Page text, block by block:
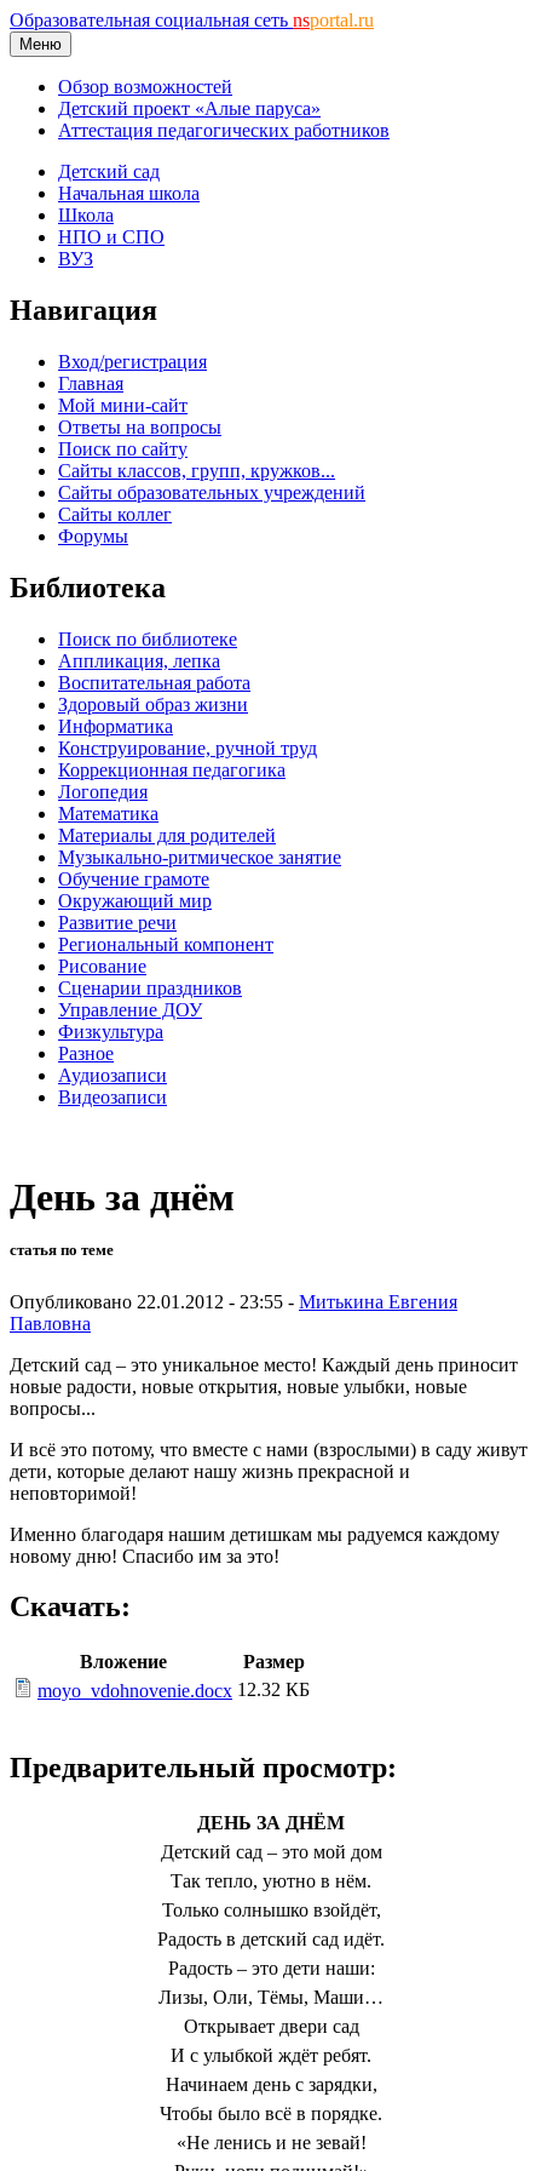
Образовательная социальная сеть nsportal.ru
Меню
Обзор возможностей
Детский проект «Алые паруса»
Аттестация педагогических работников
Детский сад
Начальная школа
Школа
НПО и СПО
ВУЗ
Навигация
Вход/регистрация
Главная
Мой мини-сайт
Ответы на вопросы
Поиск по сайту
Сайты классов, групп, кружков...
Сайты образовательных учреждений
Сайты коллег
Форумы
Библиотека
Поиск по библиотеке
Аппликация, лепка
Воспитательная работа
Здоровый образ жизни
Информатика
Конструирование, ручной труд
Коррекционная педагогика
Логопедия
Математика
Материалы для родителей
Музыкально-ритмическое занятие
Обучение грамоте
Окружающий мир
Развитие речи
Региональный компонент
Рисование
Сценарии праздников
Управление ДОУ
Физкультура
Разное
Аудиозаписи
Видеозаписи
День за днём
статья по теме
Опубликовано 22.01.2012 - 23:55 - Митькина Евгения
Павловна
Детский сад – это уникальное место! Каждый день приносит
новые радости, новые открытия, новые улыбки, новые
вопросы...
И всё это потому, что вместе с нами (взрослыми) в саду живут
дети, которые делают нашу жизнь прекрасной и
неповторимой!
Именно благодаря нашим детишкам мы радуемся каждому
новому дню! Спасибо им за это!
Скачать:
Вложение
Размер
moyo_vdohnovenie.docx 12.32 КБ
Предварительный просмотр:
ДЕНЬ ЗА ДНЁМ
Детский сад – это мой дом
Так тепло, уютно в нём.
Только солнышко взойдёт,
Радость в детский сад идёт.
Радость – это дети наши:
Лизы, Оли, Тёмы, Маши…
Открывает двери сад
И с улыбкой ждёт ребят.
Начинаем день с зарядки,
Чтобы было всё в порядке.
«Не ленись и не зевай!